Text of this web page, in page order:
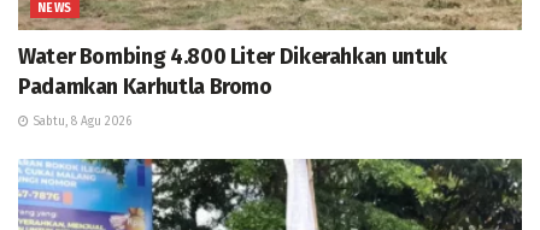
NEWS
Water Bombing 4.800 Liter Dikerahkan untuk
Padamkan Karhutla Bromo
Sabtu, 8 Agu 2026